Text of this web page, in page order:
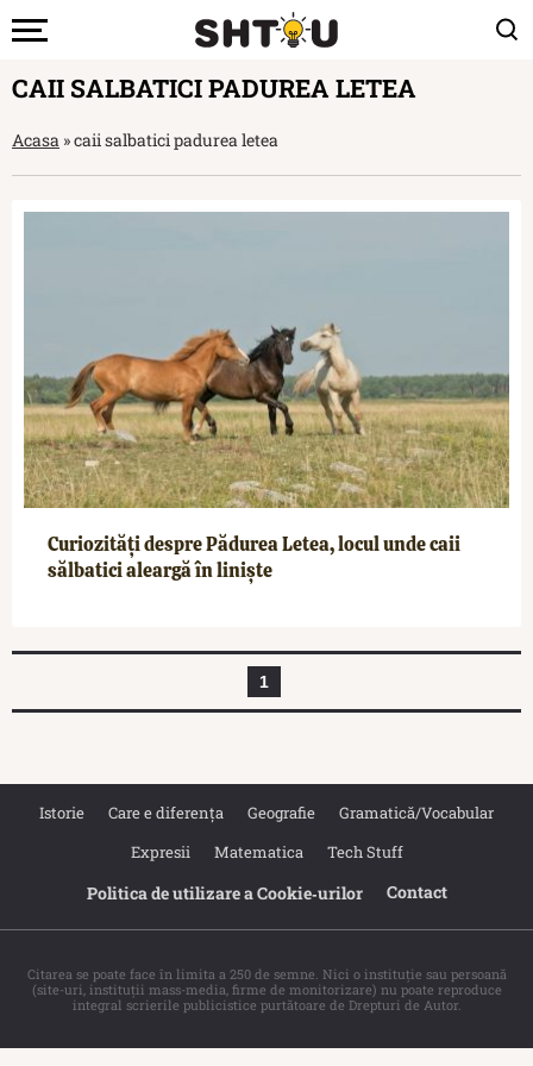
CAII SALBATICI PADUREA LETEA
Acasa »caii salbatici padurea letea
Curiozități despre Pădurea Letea, locul unde caii
sălbatici aleargă în liniște
1
Istorie Care e diferența Geografie
Gramatică/Vocabular
Expresii
Matematica Tech Stuff
Politica de utilizare a Cookie‐urilor Contact
Citarea se poate face în limita a 250 de semne. Nici o instituţie sau persoană
(site-uri, instituţii mass-media, firme de monitorizare) nu poate reproduce
integral scrierile publicistice purtătoare de Drepturi de Autor.